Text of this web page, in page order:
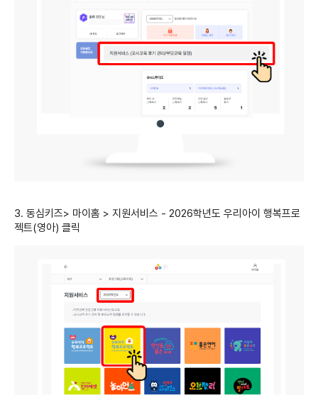
3. 동심키즈> 마이홈 > 지원서비스 - 2026학년도 우리아이 행복프로
젝트(영아) 클릭